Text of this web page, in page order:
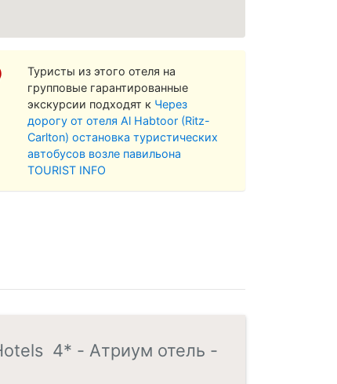
Туристы из этого отеля на
групповые гарантированные
экскурсии подходят к Через
дорогу от отеля Al Habtoor (Ritz-
Carlton) остановка туристических
автобусов возле павильона
TOURIST INFO
4* - Атриум отель -